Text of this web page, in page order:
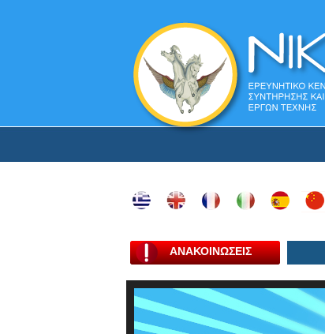
ΑΝΑΚΟΙΝΩΣΕΙΣ